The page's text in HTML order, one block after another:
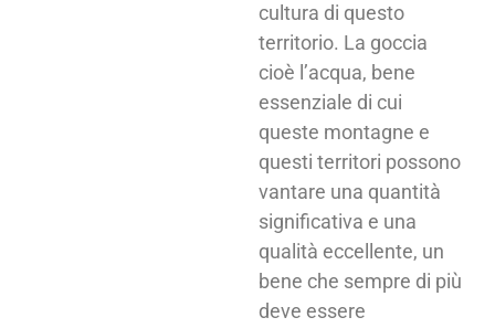
cultura di questo
territorio. La goccia
cioè l’acqua, bene
essenziale di cui
queste montagne e
questi territori possono
vantare una quantità
significativa e una
qualità eccellente, un
bene che sempre di più
deve essere